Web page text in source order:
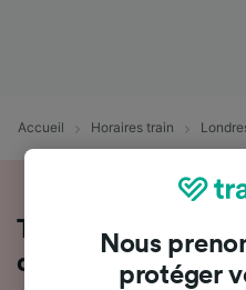
Accueil Horaires train
Toutes les
de Londres à
Nous
protéger